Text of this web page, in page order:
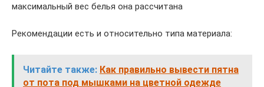
максимальный вес белья она рассчитана
Рекомендации есть и относительно типа материала:
Читайте также: Как правильно вывести пятна
от пота под мышками на цветной одежде